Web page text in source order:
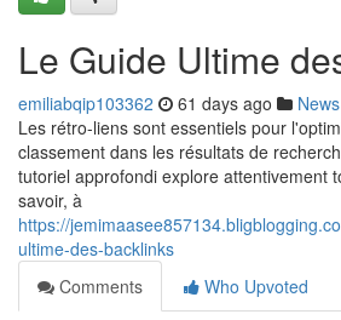
Le Guide Ultime
emiliabqip103362 61 days ago News
Les rétro-liens sont essentiels pour
classement dans les résultats de
tutoriel approfondi explore attentivement
savoir, à
https://
ultime-des-backlinks
Comments
Who Upvoted